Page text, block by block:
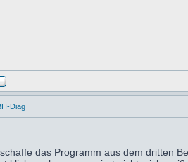
Diag
das Programm aus dem dritten